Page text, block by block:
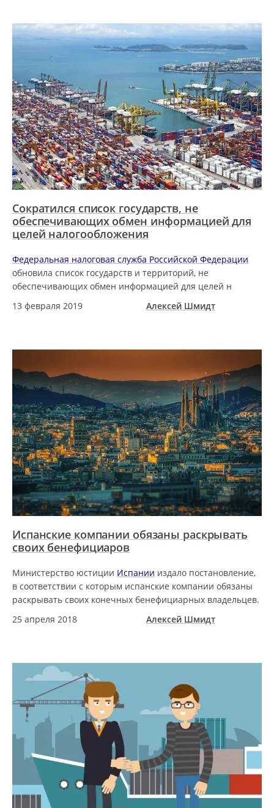
Сократился список государств, не
обеспечивающих обмен информацией для
целей налогообложения
Федеральная налоговая служба Российской Федерации
обновила список государств и территорий, не
обеспечивающих обмен информацией для целей н
13 февраля 2019
Алексей Шмидт
Испанские компании обязаны раскрывать
своих бенефициаров
Министерство юстиции Испании издало постановление,
в соответствии с которым испанские компании обязаны
раскрывать своих конечных бенефициарных владельцев.
25 апреля 2018
Алексей Шмидт